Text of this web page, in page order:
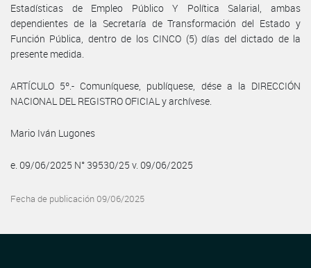
Estadísticas de Empleo Público Y Política Salarial, ambas
dependientes de la Secretaría de Transformación del Estado y
Función Pública, dentro de los CINCO (5) días del dictado de la
presente medida.
ARTÍCULO 5º.- Comuníquese, publíquese, dése a la DIRECCIÓN
NACIONAL DEL REGISTRO OFICIAL y archívese.
Mario Iván Lugones
e. 09/06/2025 N° 39530/25 v. 09/06/2025
Fecha de publicación 09/06/2025